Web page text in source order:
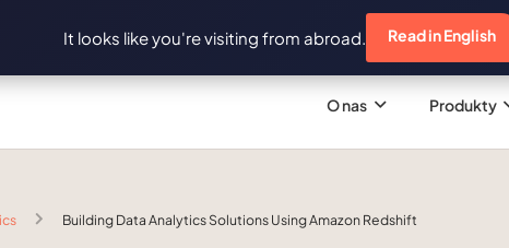
O nas Produkty
Building Data Analytics Solutions Using Amazon Redshift
It looks like you're visiting from abroad. Read in English